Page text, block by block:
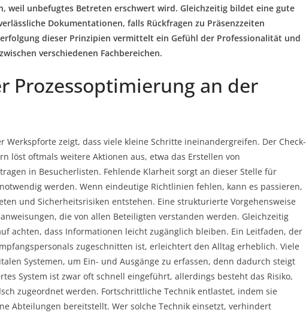
weil unbefugtes Betreten erschwert wird. Gleichzeitig bildet eine gute
Dokumentationen, falls Rückfragen zu Präsenzzeiten
dieser Prinzipien vermittelt ein Gefühl der Professionalität und
verschiedenen Fachbereichen.
Prozessoptimierung an der
Werkspforte zeigt, dass viele kleine Schritte ineinandergreifen. Der Check-
löst oftmals weitere Aktionen aus, etwa das Erstellen von
in Besucherlisten. Fehlende Klarheit sorgt an dieser Stelle für
werden. Wenn eindeutige Richtlinien fehlen, kann es passieren,
und Sicherheitsrisiken entstehen. Eine strukturierte Vorgehensweise
die von allen Beteiligten verstanden werden. Gleichzeitig
achten, dass Informationen leicht zugänglich bleiben. Ein Leitfaden, der
zugeschnitten ist, erleichtert den Alltag erheblich. Viele
Systemen, um Ein- und Ausgänge zu erfassen, denn dadurch steigt
System ist zwar oft schnell eingeführt, allerdings besteht das Risiko,
zugeordnet werden. Fortschrittliche Technik entlastet, indem sie
Abteilungen bereitstellt. Wer solche Technik einsetzt, verhindert